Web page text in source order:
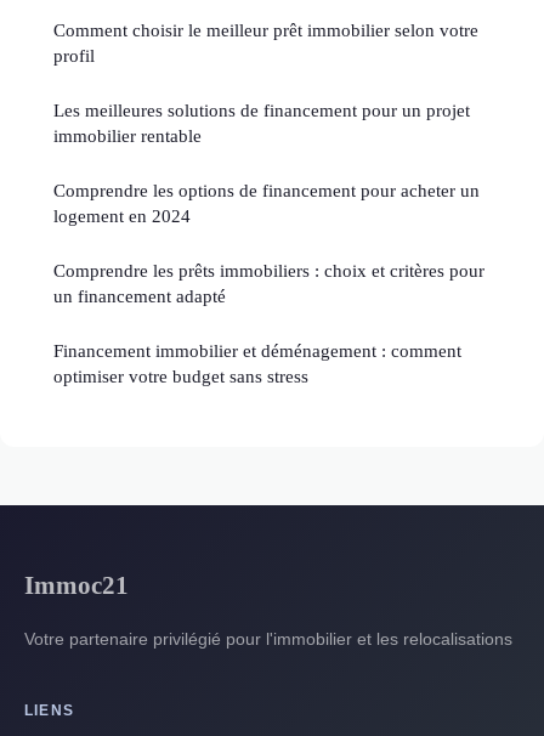
Comment choisir le meilleur prêt immobilier selon votre
profil
Les meilleures solutions de financement pour un projet
immobilier rentable
Comprendre les options de financement pour acheter un
logement en 2024
Comprendre les prêts immobiliers : choix et critères pour
un financement adapté
Financement immobilier et déménagement : comment
optimiser votre budget sans stress
Immoc21
Votre partenaire privilégié pour l'immobilier et les relocalisations
LIENS